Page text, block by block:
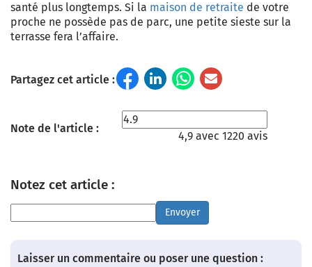
santé plus longtemps. Si la maison de retraite de votre
proche ne possède pas de parc, une petite sieste sur la
terrasse fera l’affaire.
Partagez cet article :
Note de l'article :
4,9 avec 1220 avis
Notez cet article :
Envoyer
Laisser un commentaire ou poser une question :